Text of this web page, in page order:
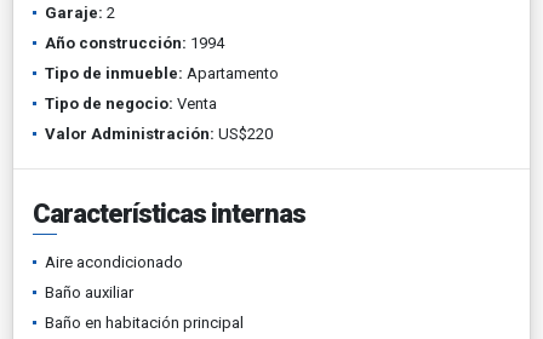
Garaje: 2
Año construcción: 1994
Tipo de inmueble: Apartamento
Tipo de negocio: Venta
Valor Administración: US$220
Características internas
Aire acondicionado
Baño auxiliar
Baño en habitación principal